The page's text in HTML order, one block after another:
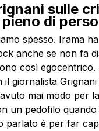
sulle
di
spesso. Irama
anche se non fa
così egocentrico.
il giornalista
mai modo per
un pedofilo
parlato è per far